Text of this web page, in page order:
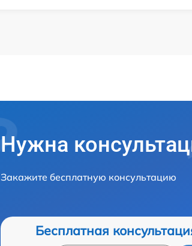
Нужна
Закажите бесплатную консультацию
Бесплатная